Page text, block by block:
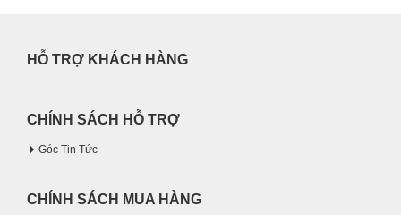
HỖ TRỢ KHÁCH HÀNG
CHÍNH SÁCH HỖ TRỢ
Góc Tin Tức
CHÍNH SÁCH MUA HÀNG